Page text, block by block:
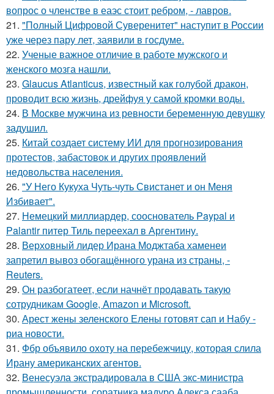
вопрос о членстве в еаэс стоит ребром, - лавров.
21. "Полный Цифровой Суверенитет" наступит в России
уже через пару лет, заявили в госдуме.
22. Ученые важное отличие в работе мужского и
женского мозга нашли.
23. Glaucus Atlanticus, известный как голубой дракон,
проводит всю жизнь, дрейфуя у самой кромки воды.
24. В Москве мужчина из ревности беременную девушку
задушил.
25. Китай создает систему ИИ для прогнозирования
протестов, забастовок и других проявлений
недовольства населения.
26. "У Него Кукуха Чуть-чуть Свистанет и он Меня
Избивает".
27. Немецкий миллиардер, сооснователь Paypal и
Palantir питер Тиль переехал в Аргентину.
28. Верховный лидер Ирана Моджтаба хаменеи
запретил вывоз обогащённого урана из страны, -
Reuters.
29. Он разбогатеет, если начнёт продавать такую
сотрудникам Google, Amazon и Microsoft.
30. Арест жены зеленского Елены готовят сап и Набу -
риа новости.
31. Фбр объявило охоту на перебежчицу, которая слила
Ирану американских агентов.
32. Венесуэла экстрадировала в США экс-министра